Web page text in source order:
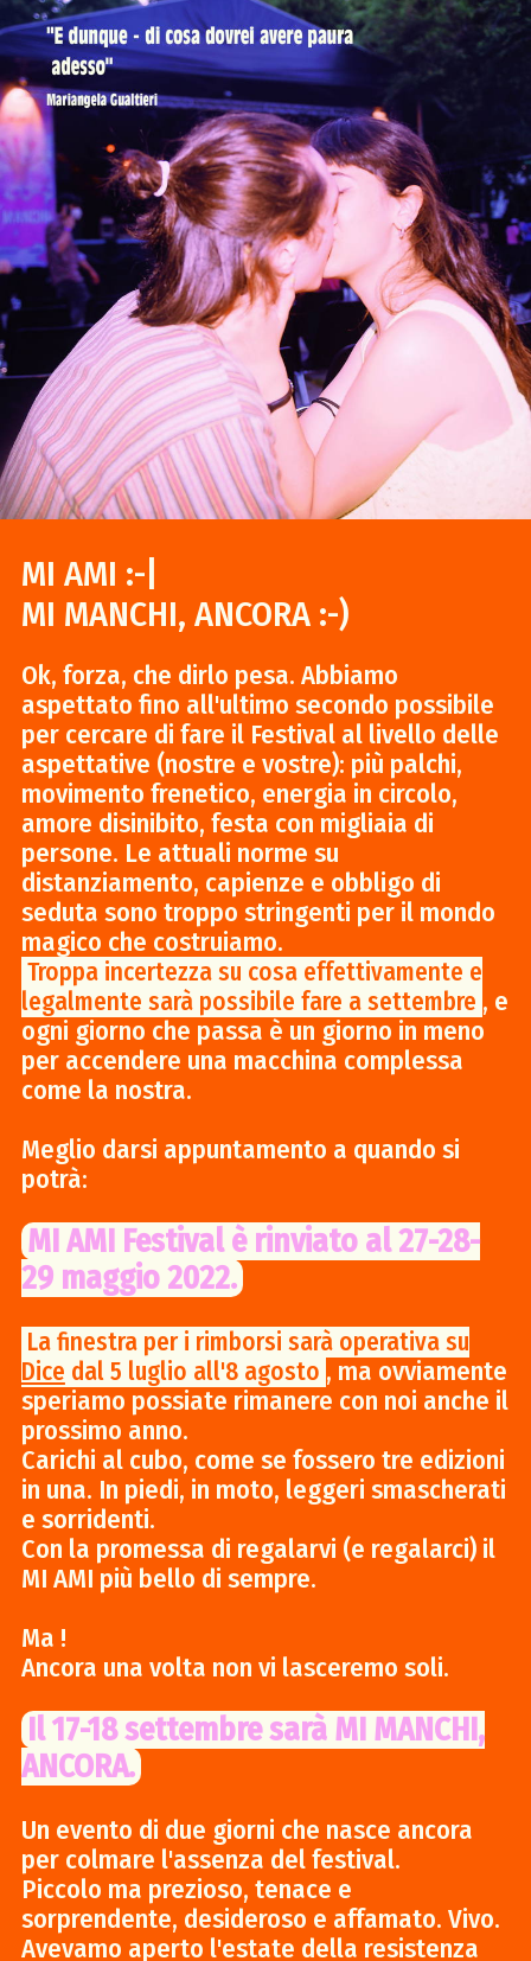
MI AMI :-|
MI MANCHI, ANCORA :-)
Ok, forza, che dirlo pesa. Abbiamo
aspettato fino all'ultimo secondo possibile
per cercare di fare il Festival al livello delle
aspettative (nostre e vostre): più palchi,
movimento frenetico, energia in circolo,
amore disinibito, festa con migliaia di
persone. Le attuali norme su
distanziamento, capienze e obbligo di
seduta sono troppo stringenti per il mondo
magico che costruiamo.
Troppa incertezza su cosa effettivamente e
legalmente sarà possibile fare a settembre , e
ogni giorno che passa è un giorno in meno
per accendere una macchina complessa
come la nostra.
Meglio darsi appuntamento a quando si
potrà:
MI AMI Festival è rinviato al 27-28-
29 maggio 2022.
La finestra per i rimborsi sarà operativa su
Dice dal 5 luglio all'8 agosto , ma ovviamente
speriamo possiate rimanere con noi anche il
prossimo anno.
Carichi al cubo, come se fossero tre edizioni
in una. In piedi, in moto, leggeri smascherati
e sorridenti.
Con la promessa di regalarvi (e regalarci) il
MI AMI più bello di sempre.
Ma !
Ancora una volta non vi lasceremo soli.
Il 17-18 settembre sarà MI MANCHI,
ANCORA.
Un evento di due giorni che nasce ancora
per colmare l'assenza del festival.
Piccolo ma prezioso, tenace e
sorprendente, desideroso e affamato. Vivo.
Avevamo aperto l'estate della resistenza